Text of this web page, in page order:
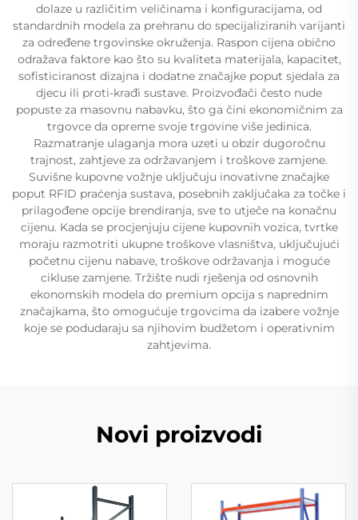
dolaze u različitim veličinama i konfiguracijama, od
standardnih modela za prehranu do specijaliziranih varijanti
za određene trgovinske okruženja. Raspon cijena obično
odražava faktore kao što su kvaliteta materijala, kapacitet,
sofisticiranost dizajna i dodatne značajke poput sjedala za
djecu ili proti-krađi sustave. Proizvođači često nude
popuste za masovnu nabavku, što ga čini ekonomičnim za
trgovce da opreme svoje trgovine više jedinica.
Razmatranje ulaganja mora uzeti u obzir dugoročnu
trajnost, zahtjeve za održavanjem i troškove zamjene.
Suvišne kupovne vožnje uključuju inovativne značajke
poput RFID praćenja sustava, posebnih zaključaka za točke i
prilagođene opcije brendiranja, sve to utječe na konačnu
cijenu. Kada se procjenjuju cijene kupovnih vozica, tvrtke
moraju razmotriti ukupne troškove vlasništva, uključujući
početnu cijenu nabave, troškove održavanja i moguće
cikluse zamjene. Tržište nudi rješenja od osnovnih
ekonomskih modela do premium opcija s naprednim
značajkama, što omogućuje trgovcima da izabere vožnje
koje se podudaraju sa njihovim budžetom i operativnim
zahtjevima.
Novi proizvodi